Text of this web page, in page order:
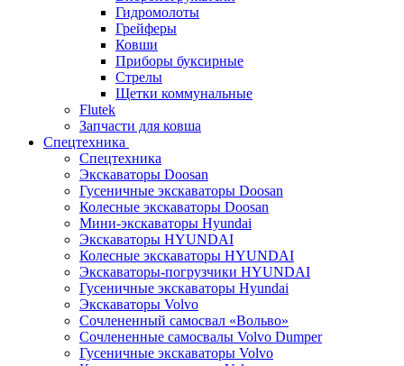
Гидромолоты
Грейферы
Ковши
Приборы буксирные
Стрелы
Щетки коммунальные
Flutek
Запчасти для ковша
Спецтехника
Спецтехника
Экскаваторы Doosan
Гусеничные экскаваторы Doosan
Колесные экскаваторы Doosan
Мини-экскаваторы Hyundai
Экскаваторы HYUNDAI
Колесные экскаваторы HYUNDAI
Экскаваторы-погрузчики HYUNDAI
Гусеничные экскаваторы Hyundai
Экскаваторы Volvo
Сочлененный самосвал «Вольво»
Сочлененные самосвалы Volvo Dumper
Гусеничные экскаваторы Volvo